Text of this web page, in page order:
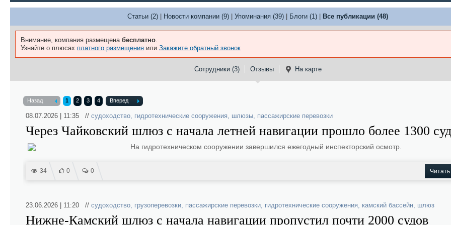
Статьи (2) Новости компании (9) Упоминания (39) Блоги (1) Все публикации (48)
Внимание, компания размещена бесплатно.
Узнайте о плюсах платного размещения или Закажите обратный звонок
Сотрудники (3) Отзывы На карте
Назад 1 2 3 4 Вперед
08.07.2026 | 11:35 // судоходство, гидротехнические сооружения, шлюзы, пассажирские перевозки
Через Чайковский шлюз с начала летней навигации прошло более 1300
На гидротехническом сооружении завершился ежегодный инспекторский осмотр.
34 0 0
23.06.2026 | 11:20 // судоходство, грузоперевозки, пассажирские перевозки, гидротехнические сооружения, камский бассейн, шлюз
Нижне‑Камский шлюз с начала навигации пропустил почти 2000 судов